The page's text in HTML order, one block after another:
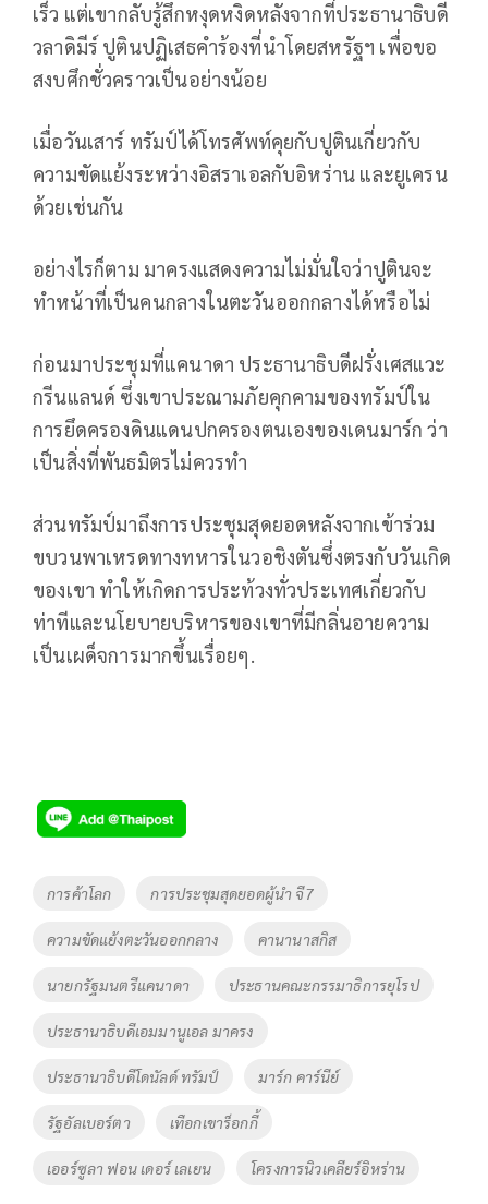
เร็ว แต่เขากลับรู้สึกหงุดหงิดหลังจากที่ประธานาธิบดี
วลาดิมีร์ ปูตินปฏิเสธคำร้องที่นำโดยสหรัฐฯ เพื่อขอ
สงบศึกชั่วคราวเป็นอย่างน้อย
เมื่อวันเสาร์ ทรัมป์ได้โทรศัพท์คุยกับปูตินเกี่ยวกับ
ความขัดแย้งระหว่างอิสราเอลกับอิหร่าน และยูเครน
ด้วยเช่นกัน
อย่างไรก็ตาม มาครงแสดงความไม่มั่นใจว่าปูตินจะ
ทำหน้าที่เป็นคนกลางในตะวันออกกลางได้หรือไม่
ก่อนมาประชุมที่แคนาดา ประธานาธิบดีฝรั่งเศสแวะ
กรีนแลนด์ ซึ่งเขาประณามภัยคุกคามของทรัมป์ใน
การยึดครองดินแดนปกครองตนเองของเดนมาร์ก ว่า
เป็นสิ่งที่พันธมิตรไม่ควรทำ
ส่วนทรัมป์มาถึงการประชุมสุดยอดหลังจากเข้าร่วม
ขบวนพาเหรดทางทหารในวอชิงตันซึ่งตรงกับวันเกิด
ของเขา ทำให้เกิดการประท้วงทั่วประเทศเกี่ยวกับ
ท่าทีและนโยบายบริหารของเขาที่มีกลิ่นอายความ
เป็นเผด็จการมากขึ้นเรื่อยๆ.
Tags
การค้าโลก การประชุมสุดยอดผู้นำ จี7
ความขัดแย้งตะวันออกกลาง คานานาสกิส
นายกรัฐมนตรีแคนาดา ประธานคณะกรรมาธิการยุโรป
ประธานาธิบดีเอมมานูเอล มาครง
ประธานาธิบดีโดนัลด์ ทรัมป์ มาร์ก คาร์นีย์
รัฐอัลเบอร์ตา เทือกเขาร็อกกี้
เออร์ซูลา ฟอน เดอร์ เลเยน โครงการนิวเคลียร์อิหร่าน